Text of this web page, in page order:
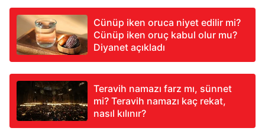
Cünüp iken oruca niyet edilir mi?
Cünüp iken oruç kabul olur mu?
Diyanet açıkladı
Teravih namazı farz mı, sünnet
mi? Teravih namazı kaç rekat,
nasıl kılınır?